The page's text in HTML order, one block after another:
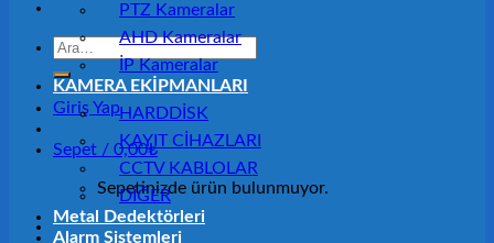
Ara:
Giriş Yap
Sepet / 0,00₺
Sepetinizde ürün bulunmuyor.
PTZ Kameralar
AHD Kameralar
İP Kameralar
KAMERA EKİPMANLARI
HARDDİSK
KAYIT CİHAZLARI
CCTV KABLOLAR
DİĞER
Metal Dedektörleri
Alarm Sistemleri